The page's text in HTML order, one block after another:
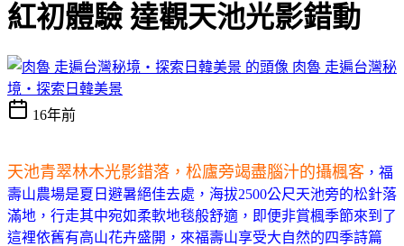
紅初體驗 達觀天池光影錯動
肉魯 走遍台灣秘
境・探索日韓美景
16年前
天池青翠林木光影錯落，松廬旁竭盡腦汁的攝楓客 ，福
壽山農場是夏日避暑絕佳去處，海拔2500公尺天池旁的松針落
滿地，行走其中宛如柔軟地毯般舒適，即便非賞楓季節來到了
這裡依舊有高山花卉盛開，來福壽山享受大自然的四季詩篇